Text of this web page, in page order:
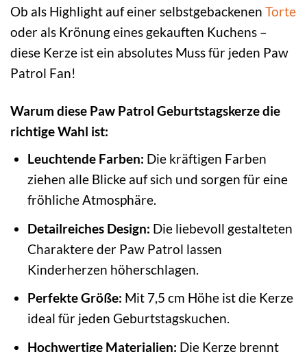
Ob als Highlight auf einer selbstgebackenen Torte
oder als Krönung eines gekauften Kuchens –
diese Kerze ist ein absolutes Muss für jeden Paw
Patrol Fan!
Warum diese Paw Patrol Geburtstagskerze die
richtige Wahl ist:
Leuchtende Farben: Die kräftigen Farben
ziehen alle Blicke auf sich und sorgen für eine
fröhliche Atmosphäre.
Detailreiches Design: Die liebevoll gestalteten
Charaktere der Paw Patrol lassen
Kinderherzen höherschlagen.
Perfekte Größe: Mit 7,5 cm Höhe ist die Kerze
ideal für jeden Geburtstagskuchen.
Hochwertige Materialien: Die Kerze brennt